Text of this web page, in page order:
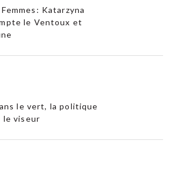
Katarzyna
le Ventoux et
le vert, la politique
le viseur